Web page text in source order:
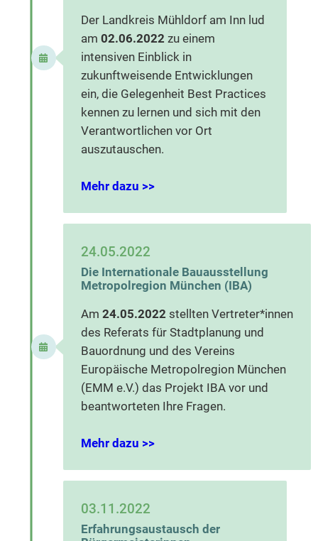
Der Landkreis Mühldorf am Inn lud
am02.06.2022 zu einem
intensiven Einblick in
zukunftweisende Entwicklungen
ein, die Gelegenheit Best Practices
kennen zu lernen und sich mit den
Verantwortlichen vor Ort
auszutauschen.
Mehr dazu >>
24.05.2022
Die Internationale Bauausstellung
Metropolregion München (IBA)
Am24.05.2022 stellten Vertreter*innen
des Referats für Stadtplanung und
Bauordnung und des Vereins
Europäische Metropolregion München
(EMM e.V.) das Projekt IBA vor und
beantworteten Ihre Fragen.
Mehr dazu >>
03.11.2022
Erfahrungsaustausch der